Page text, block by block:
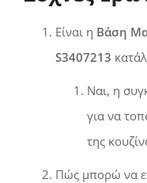
Είναι η Βάση
S3407213
Ναι, η
για να
της
Πώς μπορώ να